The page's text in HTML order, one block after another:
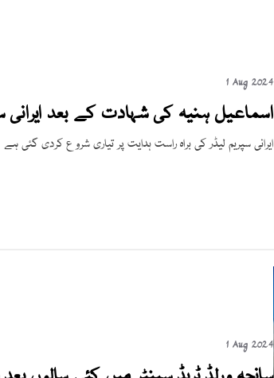
1 Aug 2024
اسماعیل ہنیہ کی شہادت کے بعد ایرانی
ایرانی سپریم لیڈر کی براہ راست ہدایت پر تیاری شروع کردی گئی ہے
1 Aug 2024